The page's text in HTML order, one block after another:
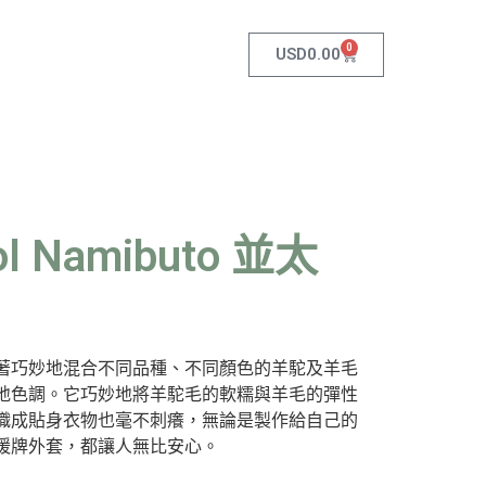
USD0.00 0
Namibuto 並太
巧妙地混合不同品種、不同顏色的羊駝及羊毛
色調。它巧妙地將羊駝毛的軟糯與羊毛的彈性
成貼身衣物也毫不刺癢，無論是製作給自己的
牌外套，都讓人無比安心。